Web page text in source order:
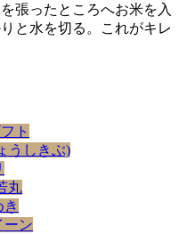
張ったところへお米を入
と水を切る。これがキレ
ト
うしきぶ)
丸
ーン